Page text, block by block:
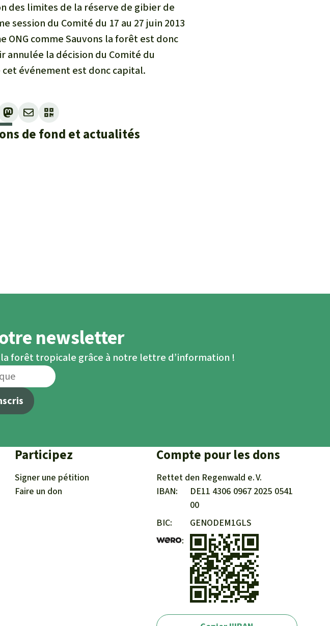
des limites de la réserve de gibier de
session du Comité du 17 au 27 juin 2013
ONG comme Sauvons la forêt est donc
la décision du Comité du
événement est donc capital.
de fond et actualités
newsletter
forêt tropicale grâce à notre lettre d’information !
Participez
Signer une pétition
Faire un don
Compte pour les dons
Rettet den Regenwald e. V.
IBAN
DE11 4306 0967 2025 0541
00
BIC
GENODEM1GLS